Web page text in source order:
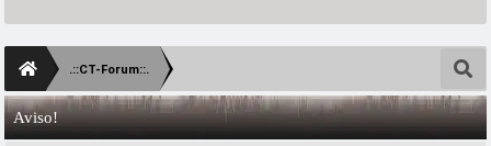
.::CT-Forum::.
Aviso!